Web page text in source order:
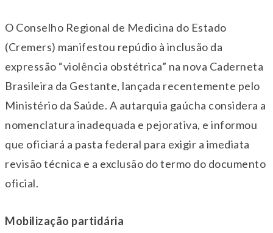
O Conselho Regional de Medicina do Estado
(Cremers) manifestou repúdio à inclusão da
expressão “violência obstétrica” na nova Caderneta
Brasileira da Gestante, lançada recentemente pelo
Ministério da Saúde. A autarquia gaúcha considera a
nomenclatura inadequada e pejorativa, e informou
que oficiará a pasta federal para exigir a imediata
revisão técnica e a exclusão do termo do documento
oficial.
Mobilização partidária